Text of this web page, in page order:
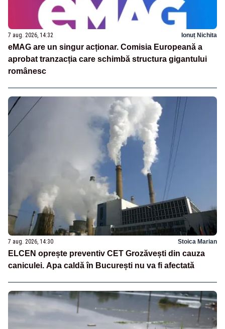
7 aug. 2026, 14:32 Ionuț Nichita
eMAG are un singur acționar. Comisia Europeană a
aprobat tranzacția care schimbă structura gigantului
românesc
7 aug. 2026, 14:30 Stoica Marian
ELCEN oprește preventiv CET Grozăvești din cauza
caniculei. Apa caldă în București nu va fi afectată